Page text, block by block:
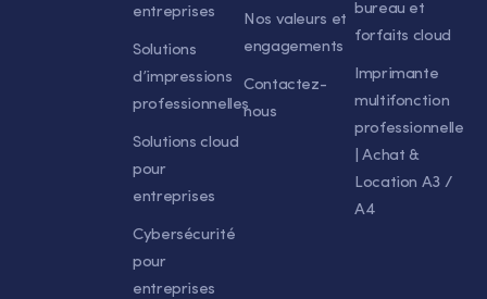
entreprises
Solutions
d’impressions
professionnelles
Solutions cloud
pour
entreprises
Cybersécurité
pour
entreprises
Nos valeurs et
engagements
Contactez-
nous
bureau et
forfaits cloud
Imprimante
multifonction
professionnelle
| Achat &
Location A3 /
A4